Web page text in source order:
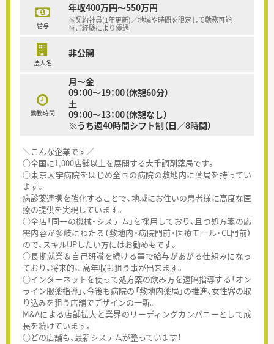
給与
年収400万円～550万円
※契約社員(1年更新)／地域や時間を限定して勤務可能
※ご経験により優遇
法人名
非公開
勤務時間
月～金
09：00～19：00（休憩60分）
土
09：00～13：00（休憩なし）
※うち週40時間シフト制（日／8時間）
＼こんな企業です／
○全国に1,000店舗以上を展開する大手調剤薬局です。
○東京大学病院をはじめ全国の病院の敷地内に薬局を持ってい
ます。
病診薬連携を強化することで、地域にお住いの患者様に高度な医
療の提供を実現しています。
○全店「同一の機械・システム」を採用しており、且つ処方箋の応
需内容が多岐にわたる（敷地内・病院門前・医療モール・CL門前）
ので、スキルUPしたい方にはお勧めもです。
○長期就業＆自己研讃を続ける事で給与があがる仕組みになっ
ており、将来的に高年収も狙う事が出来ます。
○インターネットを使って処方薬の飲み方を遠隔指導する「オン
ライン服薬指導」、今後も病院の「敷地内薬局」の推進、女性客の取
り込みを狙う店舗でデザインの一新。
M&Aによる店舗拡大と業界のリーディングカンパニーとして成
長を続けています。
○どの店舗も、最新システムが整っています！